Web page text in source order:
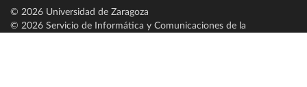
© 2026 Universidad de Zaragoza
© 2026 Servicio de Informática y Comunicaciones de la